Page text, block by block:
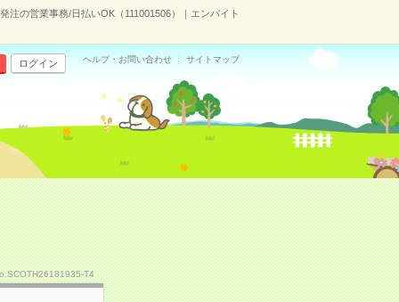
注の営業事務/日払いOK（111001506）｜エンバイト
ログイン ヘルプ・お問い合わせ サイトマップ
T4